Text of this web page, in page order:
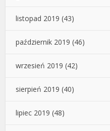
listopad 2019 (43)
październik 2019 (46)
wrzesień 2019 (42)
sierpień 2019 (40)
lipiec 2019 (48)